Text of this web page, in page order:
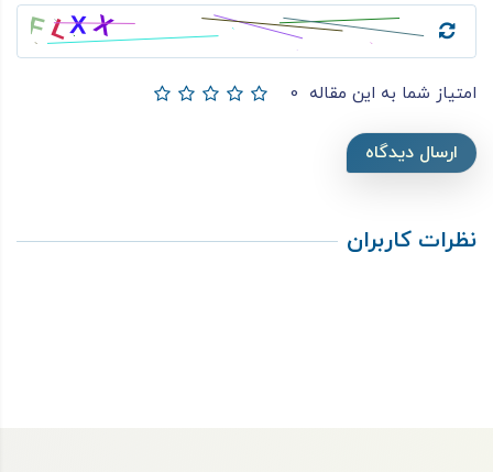
امتیاز شما به این مقاله 0
ارسال دیدگاه
نظرات کاربران